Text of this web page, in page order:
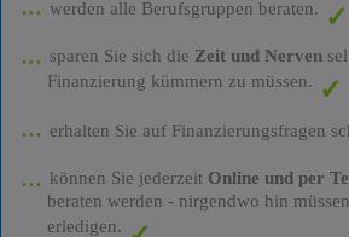
werden alle Berufsgruppen beraten.
sparen Sie sich die Zeit und Nerven
Finanzierung kümmern zu müssen.
erhalten Sie auf Finanzierungsfragen
können Sie jederzeit Online und per
beraten werden - nirgendwo hin
erledigen.